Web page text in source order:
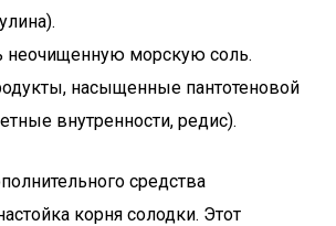
неочищенную морскую соль.
насыщенные пантотеновой
внутренности, редис).
средства
корня солодки. Этот